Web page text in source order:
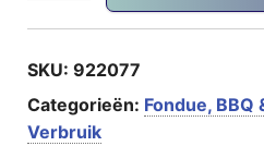
SKU: 922077
Categorieën: Fondue, BBQ
Verbruik